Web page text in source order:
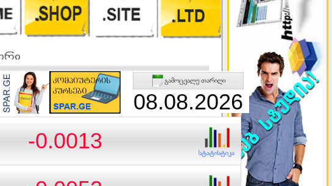
ინგლისურის უნარ-ჩვევების განვითარებაზე
გამოცვალე თარიღი
08.08.2026
-0.0013 სტატისტიკა